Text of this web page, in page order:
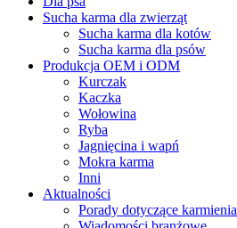
Sucha karma dla zwierząt
Sucha karma dla kotów
Sucha karma dla psów
Produkcja OEM i ODM
Kurczak
Kaczka
Wołowina
Ryba
Jagnięcina i wapń
Mokra karma
Inni
Aktualności
Porady dotyczące karmienia